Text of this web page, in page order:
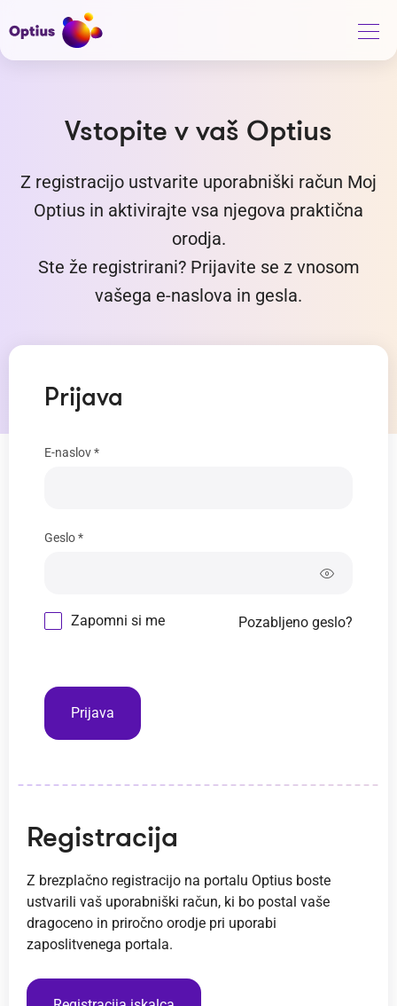
Vstopite v vaš Optius
Z registracijo ustvarite uporabniški račun Moj
Optius in aktivirajte vsa njegova praktična
orodja.
Ste že registrirani? Prijavite se z vnosom
vašega e-naslova in gesla.
Prijava
E-naslov *
Geslo *
Zapomni si me Pozabljeno geslo?
Prijava
Registracija
Z brezplačno registracijo na portalu Optius boste
ustvarili vaš uporabniški račun, ki bo postal vaše
dragoceno in priročno orodje pri uporabi
zaposlitvenega portala.